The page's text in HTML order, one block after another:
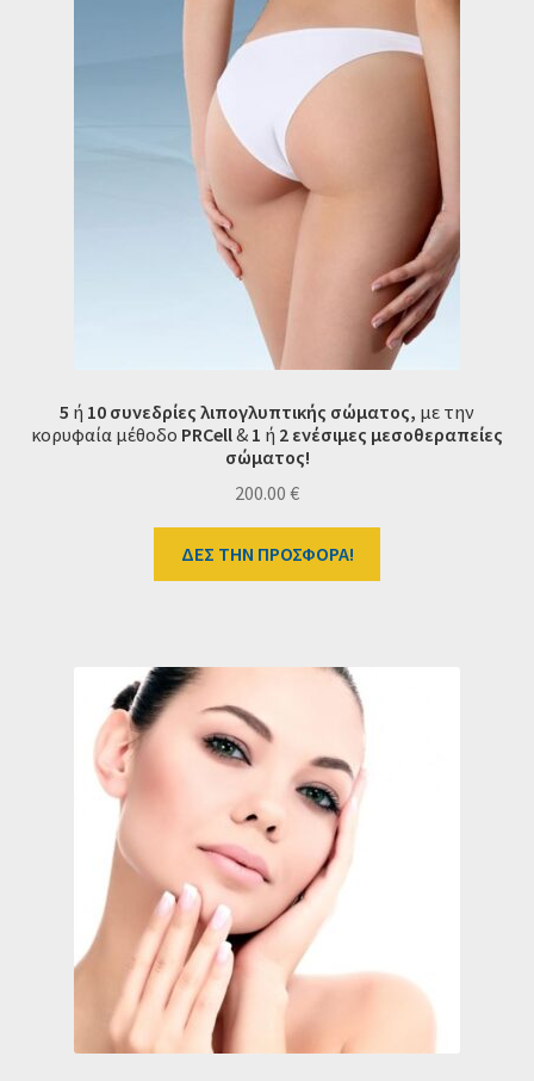
5 ή 10 συνεδρίες λιπογλυπτικής σώματος, με την
κορυφαία μέθοδο PRCell& 1 ή 2 ενέσιμες μεσοθεραπείες
σώματος!
200.00 €
ΔΕΣ ΤΗΝ ΠΡΟΣΦΟΡΑ!